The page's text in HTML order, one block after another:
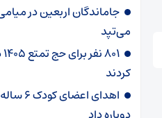
جاماندگان اربعین در
می‌تپد
کردند